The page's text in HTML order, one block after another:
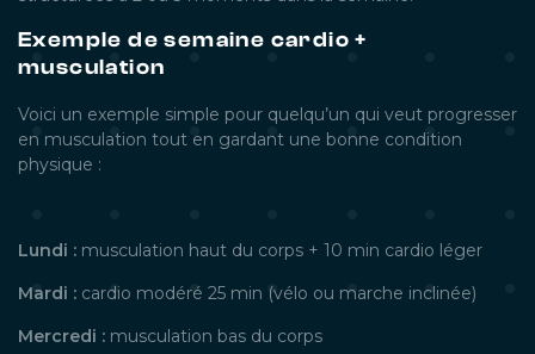
Exemple de semaine cardio +
musculation
Voici un exemple simple pour quelqu’un qui veut progresser
en musculation tout en gardant une bonne condition
physique :
Lundi : musculation haut du corps + 10 min cardio léger
Mardi : cardio modéré 25 min (vélo ou marche inclinée)
Mercredi : musculation bas du corps